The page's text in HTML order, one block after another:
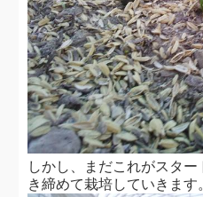
しかし、まだこれがスター
き締めて栽培していきます